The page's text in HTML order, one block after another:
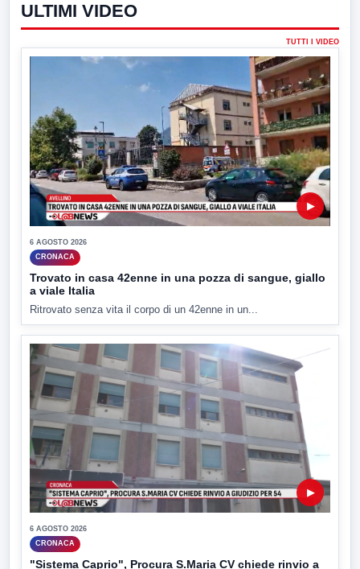
ULTIMI VIDEO
TUTTI I VIDEO
▶
6 AGOSTO 2026
CRONACA
Trovato in casa 42enne in una pozza di sangue, giallo
a viale Italia
Ritrovato senza vita il corpo di un 42enne in un...
▶
6 AGOSTO 2026
CRONACA
"Sistema Caprio", Procura S.Maria CV chiede rinvio a